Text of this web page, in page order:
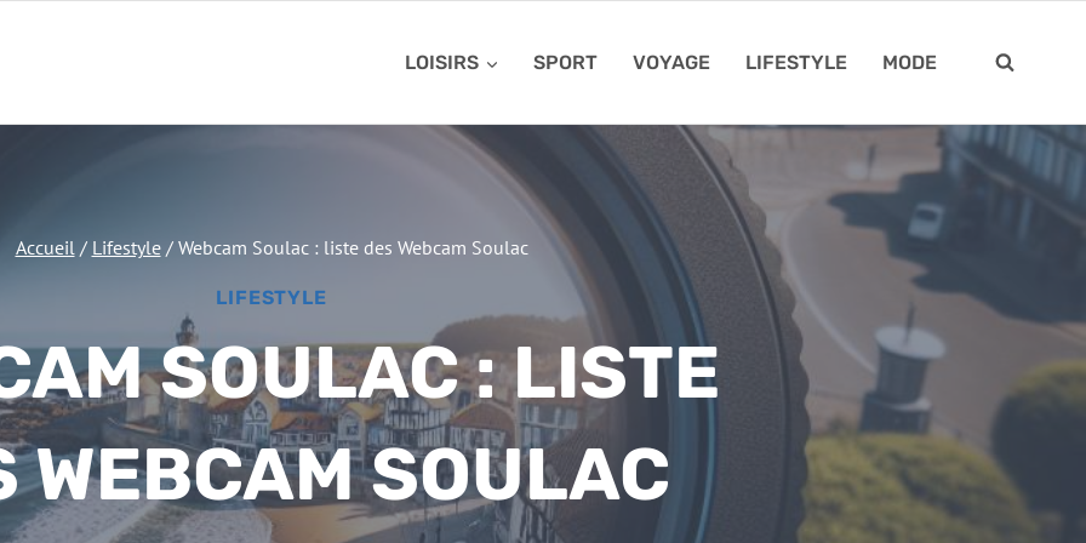
LOISIRS SPORT VOYAGE LIFESTYLE MODE
Accueil / Lifestyle / Webcam Soulac : liste des Webcam Soulac
LIFESTYLE
SOULAC : LISTE
WEBCAM SOULAC